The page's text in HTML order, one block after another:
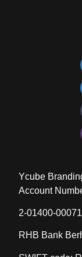
Ycube
Account
2-01400-
RHB Bank